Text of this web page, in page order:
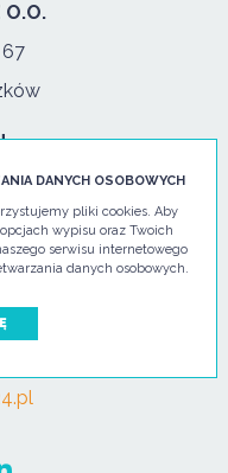
O.O.
67
08 80
472
DANYCH OSOBOWYCH
pliki cookies. Aby
wypisu oraz Twoich
serwisu internetowego
danych osobowych.